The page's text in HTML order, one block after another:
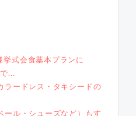
式会食基本プランに
で…
ラードレス・タキシードの
ール・シューズなど）もす